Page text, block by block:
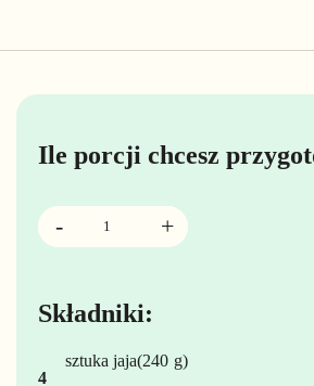
Ile porcji chcesz
Składniki:
4
sztuka jaja 240